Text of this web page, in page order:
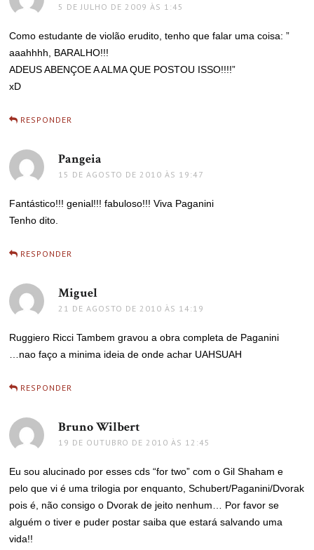
5 DE JULHO DE 2009 ÀS 1:45
Como estudante de violão erudito, tenho que falar uma coisa: ”
aaahhhh, BARALHO!!!
ADEUS ABENÇOE A ALMA QUE POSTOU ISSO!!!!”
xD
RESPONDER
Pangeia
15 DE AGOSTO DE 2010 ÀS 19:47
Fantástico!!! genial!!! fabuloso!!! Viva Paganini
Tenho dito.
RESPONDER
Miguel
21 DE AGOSTO DE 2010 ÀS 14:19
Ruggiero Ricci Tambem gravou a obra completa de Paganini
…nao faço a minima ideia de onde achar UAHSUAH
RESPONDER
Bruno Wilbert
19 DE OUTUBRO DE 2010 ÀS 12:45
Eu sou alucinado por esses cds “for two” com o Gil Shaham e
pelo que vi é uma trilogia por enquanto, Schubert/Paganini/Dvorak
pois é, não consigo o Dvorak de jeito nenhum… Por favor se
alguém o tiver e puder postar saiba que estará salvando uma
vida!!